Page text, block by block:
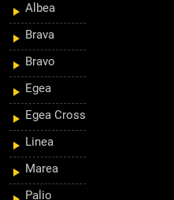
Albea
Brava
Bravo
Egea
Egea Cross
Linea
Marea
Palio